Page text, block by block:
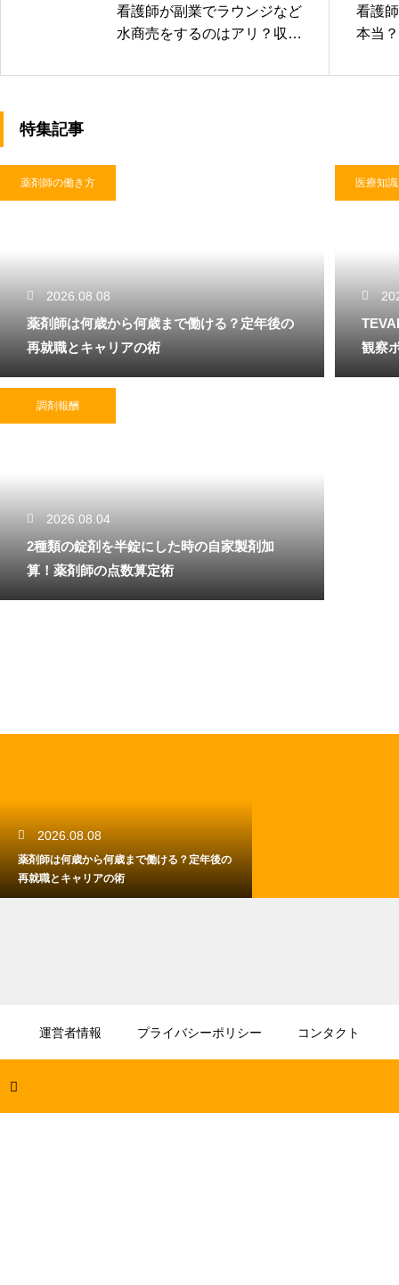
看護師が副業でラウンジなど
水商売をするのはアリ？収入
看護
本当
特集記事
薬剤師の働き方
2026.08.08
薬剤師は何歳から何歳まで働ける？定年後の
再就職とキャリアの術
医療知
観察
調剤報酬
2026.08.04
2種類の錠剤を半錠にした時の自家製剤加
算！薬剤師の点数算定術
2026.08.08
薬剤師は何歳から何歳まで働ける？定年後の
再就職とキャリアの術
TEVARの術後の看護の極意！合併症を防ぐ
観察ポイント
運営者情報 プライバシーポリシー コンタクト